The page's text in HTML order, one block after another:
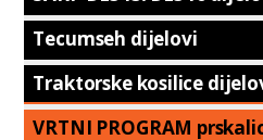
Tecumseh dijelovi
Traktorske kosilice
VRTNI PROGRAM